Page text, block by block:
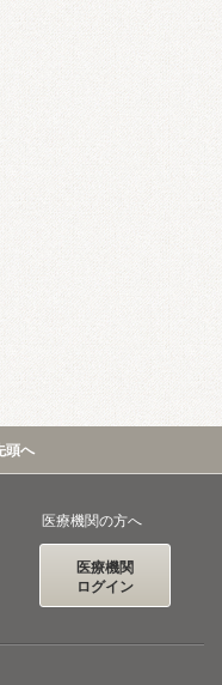
頭へ
医療機関の方へ
医療機関
ログイン